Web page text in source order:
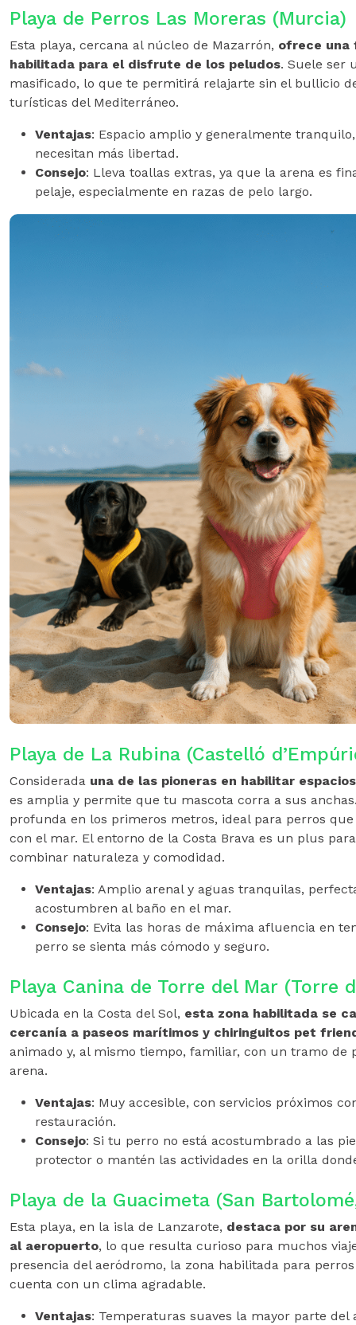
Playa de Perros Las Moreras (Murcia)
Esta playa, cercana al núcleo de Mazarrón, ofrece una
habilitada para el disfrute de los peludos. Suele ser
masificado, lo que te permitirá relajarte sin el bullicio
turísticas del Mediterráneo.
Ventajas: Espacio amplio y generalmente
necesitan más libertad.
Consejo: Lleva toallas extras, ya que la arena es
pelaje, especialmente en razas de pelo largo.
Playa de La Rubina (Castelló
Considerada una de las pioneras en habilitar
es amplia y permite que tu mascota corra a sus
profunda en los primeros metros, ideal para perros
con el mar. El entorno de la Costa Brava es un plus
combinar naturaleza y comodidad.
Ventajas: Amplio arenal y aguas tranquilas,
acostumbren al baño en el mar.
Consejo: Evita las horas de máxima afluencia en
perro se sienta más cómodo y seguro.
Playa Canina de Torre del Mar (Torre
Ubicada en la Costa del Sol, esta zona habilitada se
cercanía a paseos marítimos y chiringuitos pet
animado y, al mismo tiempo, familiar, con un tramo de
arena.
Ventajas: Muy accesible, con servicios próximos
restauración.
Consejo: Si tu perro no está acostumbrado a las
protector o mantén las actividades en la orilla
Playa de la Guacimeta (San
Esta playa, en la isla de Lanzarote, destaca por su
al aeropuerto, lo que resulta curioso para muchos
presencia del aeródromo, la zona habilitada para
cuenta con un clima agradable.
Ventajas: Temperaturas suaves la mayor parte del